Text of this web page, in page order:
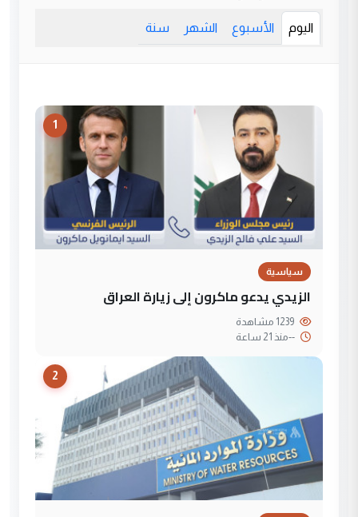
اليوم الأسبوع الشهر سنة
1
سياسية
الزيدي يدعو ماكرون إلى زيارة العراق
--منذ 21 ساعة
2